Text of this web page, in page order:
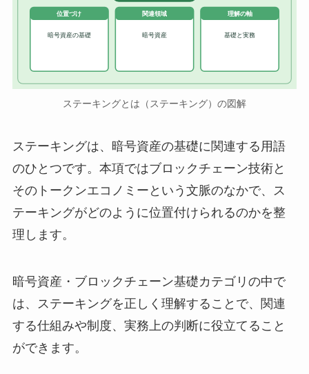
位置づけ
暗号資産の基礎
関連領域
暗号資産
理解の軸
基礎と実務
ステーキングとは（ステーキング）の図解
ステーキングは、暗号資産の基礎に関連する用語
のひとつです。本項ではブロックチェーン技術と
そのトークンエコノミーという文脈のなかで、ス
テーキングがどのように位置付けられるのかを整
理します。
暗号資産・ブロックチェーン基礎カテゴリの中で
は、ステーキングを正しく理解することで、関連
する仕組みや制度、実務上の判断に役立てること
ができます。